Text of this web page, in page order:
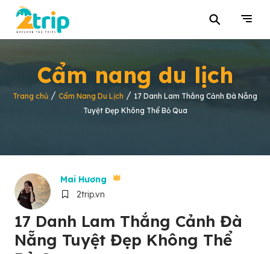
⚲
Cẩm nang du lịch
Trang chủ / Cẩm Nang Du Lịch / 17 Danh Lam Thắng Cảnh Đà Nẵng
Tuyệt Đẹp Không Thể Bỏ Qua
Mai Hương
2trip.vn
17 Danh Lam Thắng Cảnh Đà
Nẵng Tuyệt Đẹp Không Thể